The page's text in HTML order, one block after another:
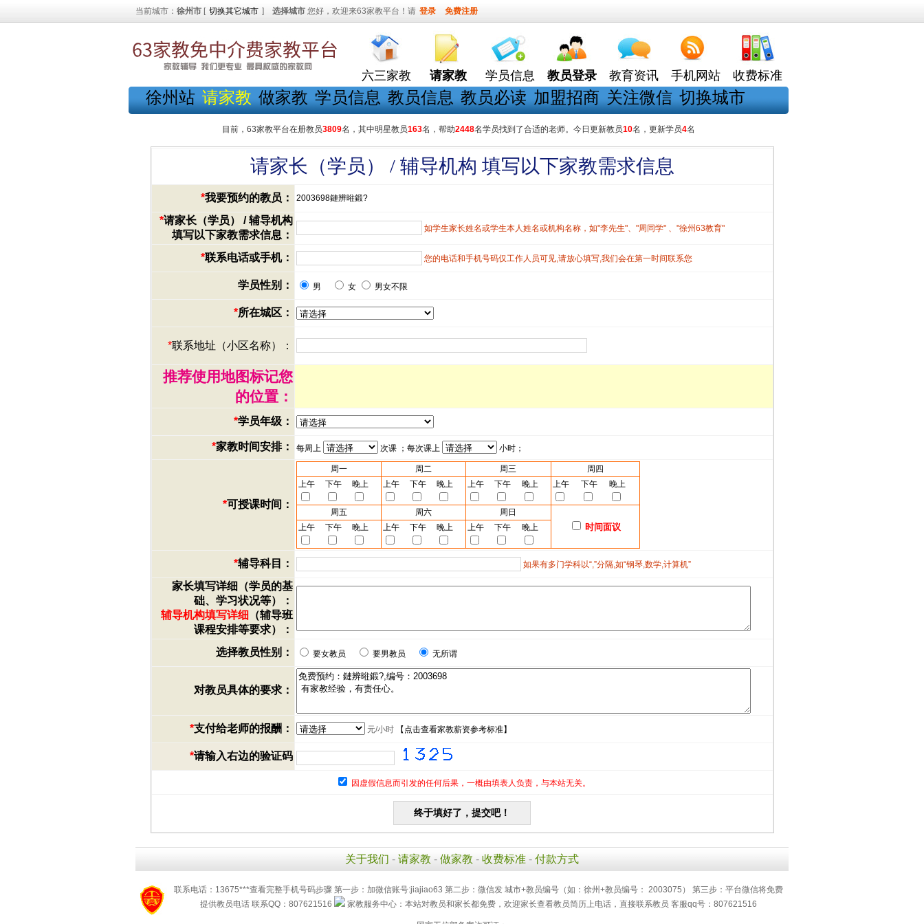
当前城市： 徐州市 [ 切换其它城市 ] 选择城市 您好，欢迎来63家教平台！请 登录 免费注册
六三家教 请家教 学员信息 教员登录 教育资讯 手机网站 收费标准
徐州站 请家教 做家教 学员信息 教员信息 教员必读 加盟招商 关注微信 切换城市
目前，63家教平台在册教员3809名，其中明星教员163名，帮助2448名学员找到了合适的老师。今日更新教员10名，更新学员4名
请家长（学员） / 辅导机构 填写以下家教需求信息
*我要预约的教员： 2003698鏈辨暀鍛?
*请家长（学员） / 辅导机构
填写以下家教需求信息：
如学生家长姓名或学生本人姓名或机构名称，如"李先生"、"周同学" 、"徐州63教育"
*联系电话或手机： 您的电话和手机号码仅工作人员可见,请放心填写,我们会在第一时间联系您
学员性别： 男 女 男女不限
*所在城区：
*联系地址（小区名称）：
推荐使用地图标记您
的位置：
*学员年级：
*家教时间安排： 每周上 次课 ；每次课上 小时；
*可授课时间：
周一 周二 周三
周四
上午
下午 晚上 上午 下午 晚上 上午 下午 晚上 上午 下午 晚上
周五 周六 周日
时间面议
上午 下午 晚上 上午 下午 晚上 上午 下午 晚上
*辅导科目： 如果有多门学科以“,”分隔,如“钢琴,数学,计算机”
家长填写详细（学员的基
础、学习状况等）：
辅导机构填写详细 （辅导班
课程安排等要求）：
选择教员性别：
要女教员 要男教员 无所谓
对教员具体的要求：
*支付给老师的报酬： 元/小时【 点击查看家教薪资参考标准】
*请输入右边的验证码
因虚假信息而引发的任何后果，一概由填表人负责，与本站无关。
关于我们 - 请家教 - 做家教 - 收费标准 - 付款方式
联系电话：13675***查看完整手机号码步骤 第一步：加微信账号:jiajiao63 第二步：微信发 城市+教员编号（如：徐州+教员编号： 2003075） 第三步：平台微信将免费
提供教员电话 联系QQ：807621516
家教服务中心：本站对教员和家长都免费，欢迎家长查看教员简历上电话，直接联系教员 客服qq号：807621516